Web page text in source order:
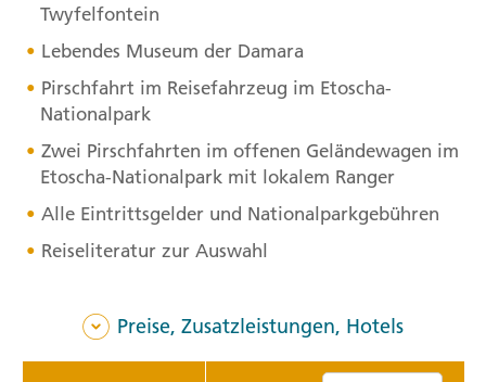
Twyfelfontein
Lebendes Museum der Damara
Pirschfahrt im Reisefahrzeug im Etoscha-
Nationalpark
Zwei Pirschfahrten im offenen Geländewagen im
Etoscha-Nationalpark mit lokalem Ranger
Alle Eintrittsgelder und Nationalparkgebühren
Reiseliteratur zur Auswahl
Preise, Zusatzleistungen, Hotels